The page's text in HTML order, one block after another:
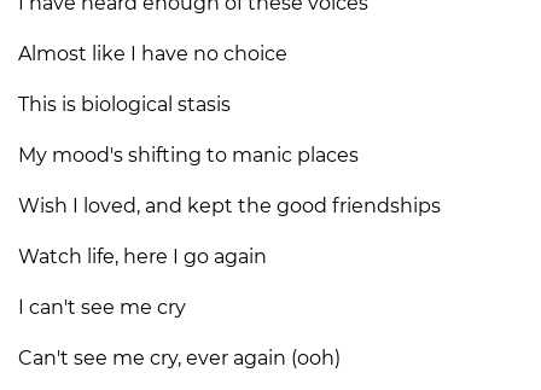
Almost like I have no choice
This is biological stasis
My mood's shifting to manic places
Wish I loved, and kept the good friendships
Watch life, here I go again
I can't see me cry
Can't see me cry, ever again (ooh)